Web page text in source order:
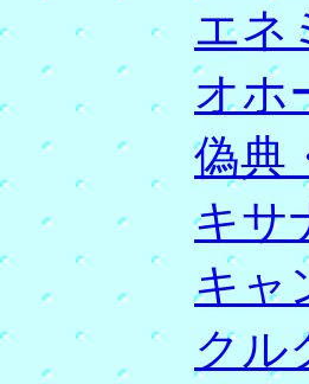
エネ
オホ
偽典
キサ
キャ
クル